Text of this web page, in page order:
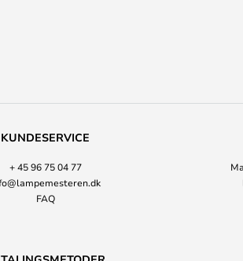
KUNDESERVICE
+ 45 96 75 04 77
FAQ